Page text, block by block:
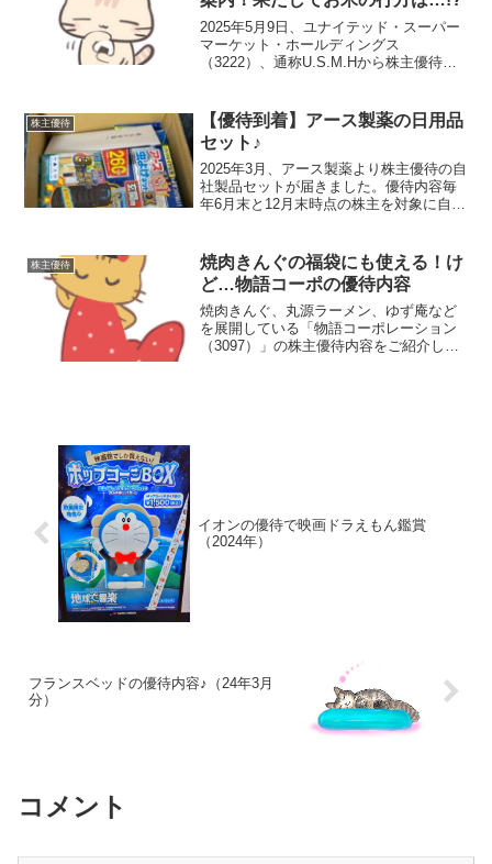
2025年5月9日、ユナイテッド・スーパー
マーケット・ホールディングス
（3222）、通称U.S.M.Hから株主優待案
しようかな～？」と悩むのが恒例行事な
のですが、今年...
株主優待
【優待到着】アース製薬の日用品
セット♪
2025年3月、アース製薬より株主優待の自
社製品セットが届きました。優待内容毎
年6月末と12月末時点の株主を対象に自社
1,000株未満3年未満2,000円相当の自社
製...
株主優待
焼肉きんぐの福袋にも使える！け
ど…物語コーポの優待内容
焼肉きんぐ、丸源ラーメン、ゆず庵など
を展開している「物語コーポレーション
（3097）」の株主優待内容をご紹介しま
イオンの優待で映画ドラえもん鑑賞
（2024年）
フランスベッドの優待内容♪（24年3月
分）
コメント